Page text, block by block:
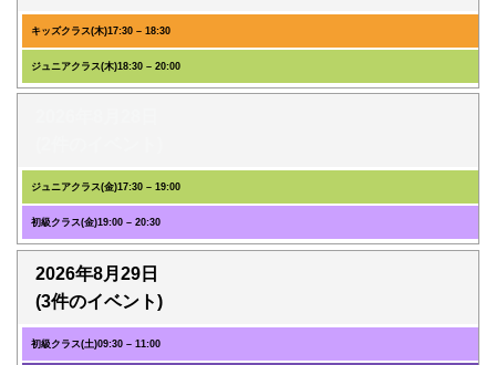
キッズクラス(木)17:30 – 18:30
ジュニアクラス(木)18:30 – 20:00
ジュニアクラス(金)17:30 – 19:00
初級クラス(金)19:00 – 20:30
2026年8月29日
(3件のイベント)
初級クラス(土)09:30 – 11:00